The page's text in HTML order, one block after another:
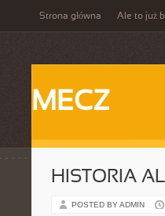
Strona główna Ale to już
MECZ
HISTORIA
POSTED BY ADMIN